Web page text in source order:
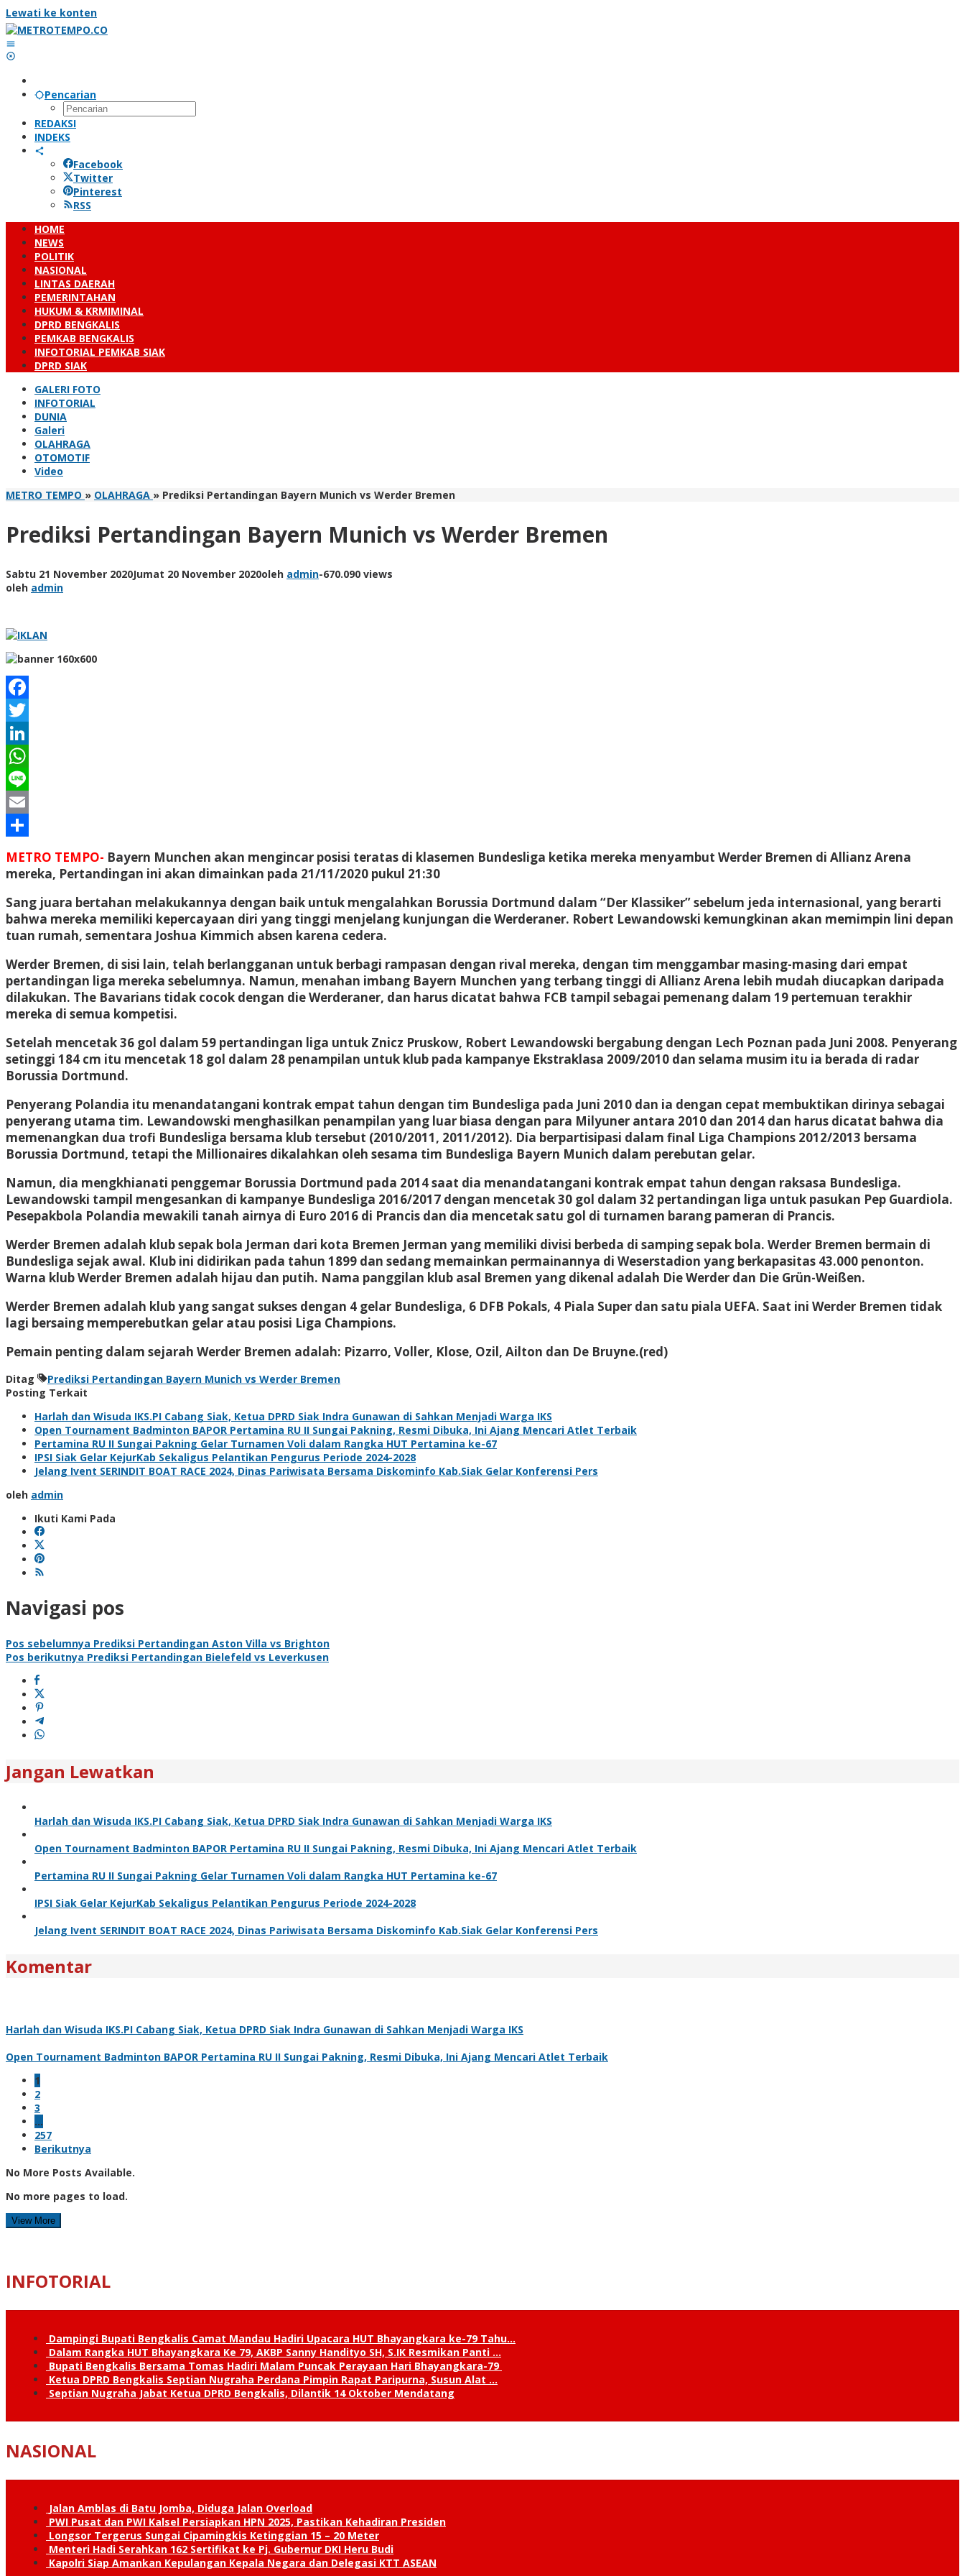
Lewati ke konten
Pencarian
REDAKSI
INDEKS
Facebook
Twitter
Pinterest
RSS
HOME
NEWS
POLITIK
NASIONAL
LINTAS DAERAH
PEMERINTAHAN
HUKUM & KRMIMINAL
DPRD BENGKALIS
PEMKAB BENGKALIS
INFOTORIAL PEMKAB SIAK
DPRD SIAK
GALERI FOTO
INFOTORIAL
DUNIA
Galeri
OLAHRAGA
OTOMOTIF
Video
METRO TEMPO » OLAHRAGA » Prediksi Pertandingan Bayern Munich vs Werder Bremen
Prediksi Pertandingan Bayern Munich vs Werder Bremen
Sabtu 21 November 2020Jumat 20 November 2020oleh admin-670.090 views
oleh admin
Facebook
Twitter
LinkedIn
WhatsApp
Line
Email
METRO TEMPO- Bayern Munchen akan mengincar posisi teratas di klasemen Bundesliga ketika mereka menyambut Werder Bremen di Allianz Arena
mereka, Pertandingan ini akan dimainkan pada 21/11/2020 pukul 21:30
Sang juara bertahan melakukannya dengan baik untuk mengalahkan Borussia Dortmund dalam “Der Klassiker” sebelum jeda internasional, yang berarti
bahwa mereka memiliki kepercayaan diri yang tinggi menjelang kunjungan die Werderaner. Robert Lewandowski kemungkinan akan memimpin lini depan
tuan rumah, sementara Joshua Kimmich absen karena cedera.
Werder Bremen, di sisi lain, telah berlangganan untuk berbagi rampasan dengan rival mereka, dengan tim menggambar masing-masing dari empat
pertandingan liga mereka sebelumnya. Namun, menahan imbang Bayern Munchen yang terbang tinggi di Allianz Arena lebih mudah diucapkan daripada
dilakukan. The Bavarians tidak cocok dengan die Werderaner, dan harus dicatat bahwa FCB tampil sebagai pemenang dalam 19 pertemuan terakhir
mereka di semua kompetisi.
Setelah mencetak 36 gol dalam 59 pertandingan liga untuk Znicz Pruskow, Robert Lewandowski bergabung dengan Lech Poznan pada Juni 2008. Penyerang
setinggi 184 cm itu mencetak 18 gol dalam 28 penampilan untuk klub pada kampanye Ekstraklasa 2009/2010 dan selama musim itu ia berada di radar
Borussia Dortmund.
Penyerang Polandia itu menandatangani kontrak empat tahun dengan tim Bundesliga pada Juni 2010 dan ia dengan cepat membuktikan dirinya sebagai
penyerang utama tim. Lewandowski menghasilkan penampilan yang luar biasa dengan para Milyuner antara 2010 dan 2014 dan harus dicatat bahwa dia
memenangkan dua trofi Bundesliga bersama klub tersebut (2010/2011, 2011/2012). Dia berpartisipasi dalam final Liga Champions 2012/2013 bersama
Borussia Dortmund, tetapi the Millionaires dikalahkan oleh sesama tim Bundesliga Bayern Munich dalam perebutan gelar.
Namun, dia mengkhianati penggemar Borussia Dortmund pada 2014 saat dia menandatangani kontrak empat tahun dengan raksasa Bundesliga.
Lewandowski tampil mengesankan di kampanye Bundesliga 2016/2017 dengan mencetak 30 gol dalam 32 pertandingan liga untuk pasukan Pep Guardiola.
Pesepakbola Polandia mewakili tanah airnya di Euro 2016 di Prancis dan dia mencetak satu gol di turnamen barang pameran di Prancis.
Werder Bremen adalah klub sepak bola Jerman dari kota Bremen Jerman yang memiliki divisi berbeda di samping sepak bola. Werder Bremen bermain di
Bundesliga sejak awal. Klub ini didirikan pada tahun 1899 dan sedang memainkan permainannya di Weserstadion yang berkapasitas 43.000 penonton.
Warna klub Werder Bremen adalah hijau dan putih. Nama panggilan klub asal Bremen yang dikenal adalah Die Werder dan Die Grün-Weißen.
Werder Bremen adalah klub yang sangat sukses dengan 4 gelar Bundesliga, 6 DFB Pokals, 4 Piala Super dan satu piala UEFA. Saat ini Werder Bremen tidak
lagi bersaing memperebutkan gelar atau posisi Liga Champions.
Pemain penting dalam sejarah Werder Bremen adalah: Pizarro, Voller, Klose, Ozil, Ailton dan De Bruyne.(red)
Ditag
Prediksi Pertandingan Bayern Munich vs Werder Bremen
Posting Terkait
Harlah dan Wisuda IKS.PI Cabang Siak, Ketua DPRD Siak Indra Gunawan di Sahkan Menjadi Warga IKS
Open Tournament Badminton BAPOR Pertamina RU II Sungai Pakning, Resmi Dibuka, Ini Ajang Mencari Atlet Terbaik
Pertamina RU II Sungai Pakning Gelar Turnamen Voli dalam Rangka HUT Pertamina ke-67
IPSI Siak Gelar KejurKab Sekaligus Pelantikan Pengurus Periode 2024-2028
Jelang Ivent SERINDIT BOAT RACE 2024, Dinas Pariwisata Bersama Diskominfo Kab.Siak Gelar Konferensi Pers
oleh admin
Ikuti Kami Pada
Navigasi pos
Pos sebelumnya Prediksi Pertandingan Aston Villa vs Brighton
Pos berikutnya Prediksi Pertandingan Bielefeld vs Leverkusen
Jangan Lewatkan
Harlah dan Wisuda IKS.PI Cabang Siak, Ketua DPRD Siak Indra Gunawan di Sahkan Menjadi Warga IKS
Open Tournament Badminton BAPOR Pertamina RU II Sungai Pakning, Resmi Dibuka, Ini Ajang Mencari Atlet Terbaik
Pertamina RU II Sungai Pakning Gelar Turnamen Voli dalam Rangka HUT Pertamina ke-67
IPSI Siak Gelar KejurKab Sekaligus Pelantikan Pengurus Periode 2024-2028
Jelang Ivent SERINDIT BOAT RACE 2024, Dinas Pariwisata Bersama Diskominfo Kab.Siak Gelar Konferensi Pers
Komentar
Harlah dan Wisuda IKS.PI Cabang Siak, Ketua DPRD Siak Indra Gunawan di Sahkan Menjadi Warga IKS
Open Tournament Badminton BAPOR Pertamina RU II Sungai Pakning, Resmi Dibuka, Ini Ajang Mencari Atlet Terbaik
1
2
3
…
257
Berikutnya
No More Posts Available.
No more pages to load.
View More
INFOTORIAL
Dampingi Bupati Bengkalis Camat Mandau Hadiri Upacara HUT Bhayangkara ke-79 Tahu…
Dalam Rangka HUT Bhayangkara Ke 79, AKBP Sanny Handityo SH, S.IK Resmikan Panti …
Bupati Bengkalis Bersama Tomas Hadiri Malam Puncak Perayaan Hari Bhayangkara-79
Ketua DPRD Bengkalis Septian Nugraha Perdana Pimpin Rapat Paripurna, Susun Alat …
Septian Nugraha Jabat Ketua DPRD Bengkalis, Dilantik 14 Oktober Mendatang
NASIONAL
Jalan Amblas di Batu Jomba, Diduga Jalan Overload
PWI Pusat dan PWI Kalsel Persiapkan HPN 2025, Pastikan Kehadiran Presiden
Longsor Tergerus Sungai Cipamingkis Ketinggian 15 – 20 Meter
Menteri Hadi Serahkan 162 Sertifikat ke Pj. Gubernur DKI Heru Budi
Kapolri Siap Amankan Kepulangan Kepala Negara dan Delegasi KTT ASEAN